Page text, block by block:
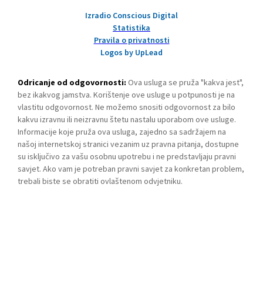
Izradio Conscious Digital
Statistika
Pravila o privatnosti
Logos by UpLead
Odricanje od odgovornosti: Ova usluga se pruža "kakva jest",
bez ikakvog jamstva. Korištenje ove usluge u potpunosti je na
vlastitu odgovornost. Ne možemo snositi odgovornost za bilo
kakvu izravnu ili neizravnu štetu nastalu uporabom ove usluge.
Informacije koje pruža ova usluga, zajedno sa sadržajem na
našoj internetskoj stranici vezanim uz pravna pitanja, dostupne
su isključivo za vašu osobnu upotrebu i ne predstavljaju pravni
savjet. Ako vam je potreban pravni savjet za konkretan problem,
trebali biste se obratiti ovlaštenom odvjetniku.